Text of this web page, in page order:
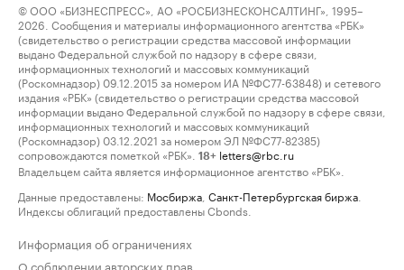
© ООО «БИЗНЕСПРЕСС», АО «РОСБИЗНЕСКОНСАЛТИНГ», 1995–
2026. Сообщения и материалы информационного агентства «РБК»
(свидетельство о регистрации средства массовой информации
выдано Федеральной службой по надзору в сфере связи,
информационных технологий и массовых коммуникаций
(Роскомнадзор) 09.12.2015 за номером ИА №ФС77-63848) и сетевого
издания «РБК» (свидетельство о регистрации средства массовой
информации выдано Федеральной службой по надзору в сфере связи,
информационных технологий и массовых коммуникаций
(Роскомнадзор) 03.12.2021 за номером ЭЛ №ФС77-82385)
сопровождаются пометкой «РБК».
18+ letters@rbc.ru
Владельцем сайта является информационное агентство «РБК».
Данные предоставлены: Мосбиржа Санкт-Петербургская биржа
Индексы облигаций предоставлены Cbonds.
Информация об ограничениях
О соблюдении авторских прав